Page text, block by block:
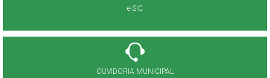
e-SIC
OUVIDORIA MUNICIPAL